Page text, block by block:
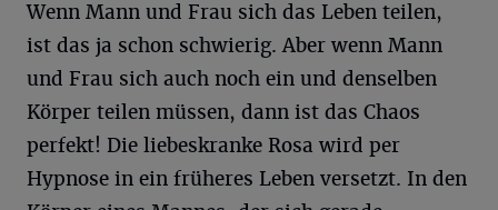
Wenn Mann und Frau sich das Leben teilen,
ist das ja schon schwierig. Aber wenn Mann
und Frau sich auch noch ein und denselben
Körper teilen müssen, dann ist das Chaos
perfekt! Die liebeskranke Rosa wird per
Hypnose in ein früheres Leben versetzt. In den